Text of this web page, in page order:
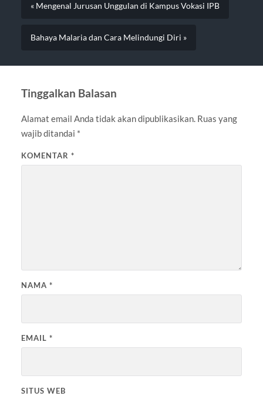
« Mengenal Jurusan Unggulan di Kampus Vokasi IPB
Bahaya Malaria dan Cara Melindungi Diri »
Tinggalkan Balasan
Alamat email Anda tidak akan dipublikasikan. Ruas yang
wajib ditandai *
KOMENTAR *
NAMA *
EMAIL *
SITUS WEB